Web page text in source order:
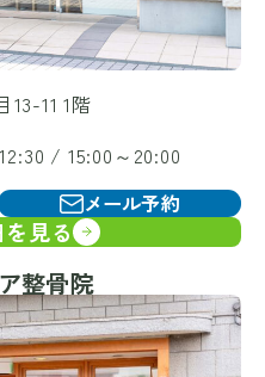
11 1階
/ 15:00～20:00
メール予約
見る
整骨院